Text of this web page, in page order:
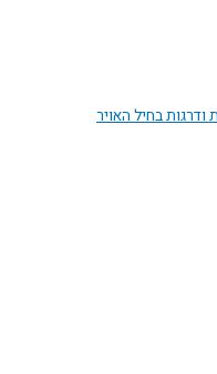
ודרגות בחיל האויר